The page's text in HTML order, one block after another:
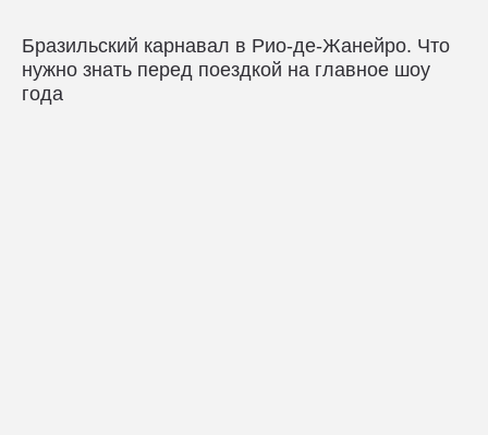
Бразильский карнавал в Рио-де-Жанейро. Что
нужно знать перед поездкой на главное шоу
года